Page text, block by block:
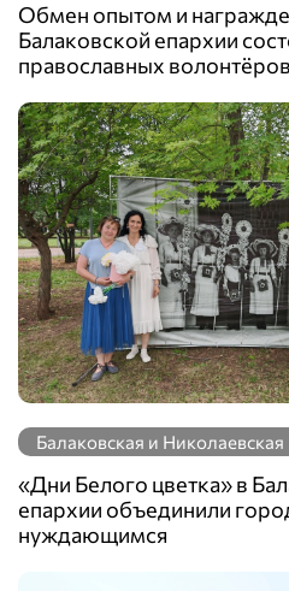
Обмен опытом и
Балаковской епархии
православных волонтёров
Балаковская и Николаевская
«Дни Белого цветка» в
епархии объединили
нуждающимся